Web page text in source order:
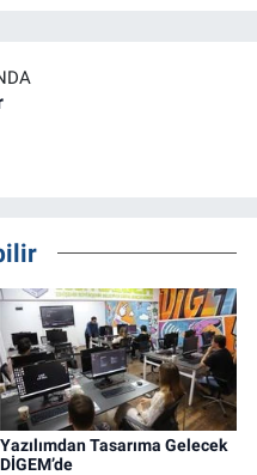
Yazılımdan Tasarıma Gelecek
DİGEM’de